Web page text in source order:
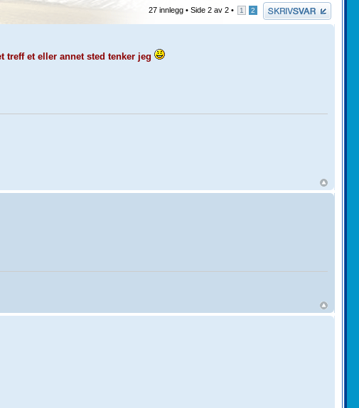
Skriv et svar
27 innlegg •Side2 av2 • 1 2
treff et eller annet sted tenker jeg